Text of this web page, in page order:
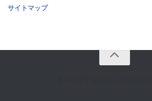
サイトマップ